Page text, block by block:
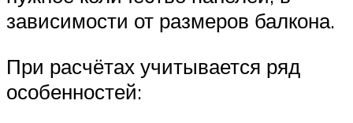
зависимости от размеров балкона.
При расчётах учитывается ряд
особенностей: